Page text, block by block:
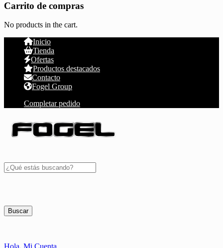
Carrito de compras
No products in the cart.
Inicio
Tienda
Ofertas
Productos destacados
Contacto
Fogel Group
Completar pedido
Buscar